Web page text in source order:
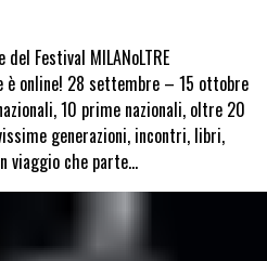
Festival MILANoLTRE
online! 28 settembre – 15 ottobre
10 prime nazionali, oltre 20
generazioni, incontri, libri,
viaggio che parte…